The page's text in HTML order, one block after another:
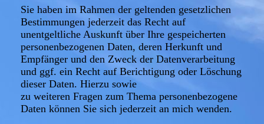
Sie haben im Rahmen der geltenden gesetzlichen
Bestimmungen jederzeit das Recht auf
unentgeltliche Auskunft über Ihre gespeicherten
personenbezogenen Daten, deren Herkunft und
Empfänger und den Zweck der Datenverarbeitung
und ggf. ein Recht auf Berichtigung oder Löschung
dieser Daten. Hierzu sowie
zu weiteren Fragen zum Thema personenbezogene
Daten können Sie sich jederzeit an mich wenden.